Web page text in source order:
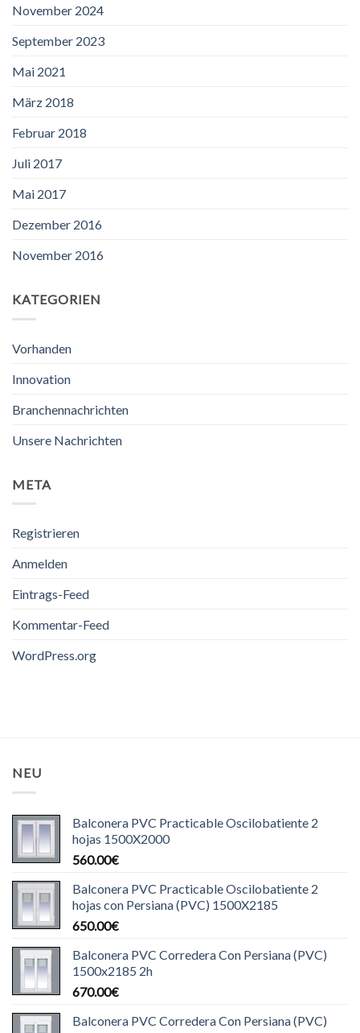
November 2024
September 2023
Mai 2021
März 2018
Februar 2018
Juli 2017
Mai 2017
Dezember 2016
November 2016
KATEGORIEN
Vorhanden
Innovation
Branchennachrichten
Unsere Nachrichten
META
Registrieren
Anmelden
Eintrags-Feed
Kommentar-Feed
WordPress.org
NEU
Balconera PVC Practicable Oscilobatiente 2
hojas 1500X2000
560.00€
Balconera PVC Practicable Oscilobatiente 2
hojas con Persiana (PVC) 1500X2185
650.00€
Balconera PVC Corredera Con Persiana (PVC)
1500x2185 2h
670.00€
Balconera PVC Corredera Con Persiana (PVC)